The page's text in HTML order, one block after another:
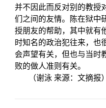
并不因此而反对别的教授
们之间的友情。陈在狱中
授朋友的帮助，其中就有
时知名的政治犯往来，也
会声望有关，但也与当时
败的做人准则有关。
（谢泳 来源：文摘报）